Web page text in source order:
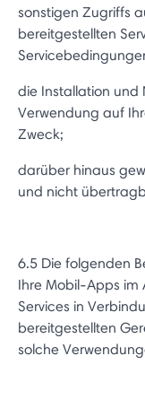
sonstigen Zugriffs
bereitgestellten
die Installation und
Verwendung auf
Zweck;
darüber hinaus
und nicht
6.5 Die folgenden
Ihre Mobil-Apps im
Services in
bereitgestellten
solche